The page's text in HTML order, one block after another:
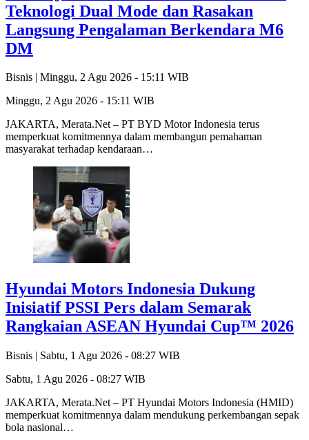
Teknologi Dual Mode dan Rasakan
Langsung Pengalaman Berkendara M6
DM
Bisnis | Minggu, 2 Agu 2026 - 15:11 WIB
Minggu, 2 Agu 2026 - 15:11 WIB
JAKARTA, Merata.Net – PT BYD Motor Indonesia terus
memperkuat komitmennya dalam membangun pemahaman
masyarakat terhadap kendaraan…
Hyundai Motors Indonesia Dukung
Inisiatif PSSI Pers dalam Semarak
Rangkaian ASEAN Hyundai Cup™ 2026
Bisnis | Sabtu, 1 Agu 2026 - 08:27 WIB
Sabtu, 1 Agu 2026 - 08:27 WIB
JAKARTA, Merata.Net – PT Hyundai Motors Indonesia (HMID)
memperkuat komitmennya dalam mendukung perkembangan sepak
bola nasional…